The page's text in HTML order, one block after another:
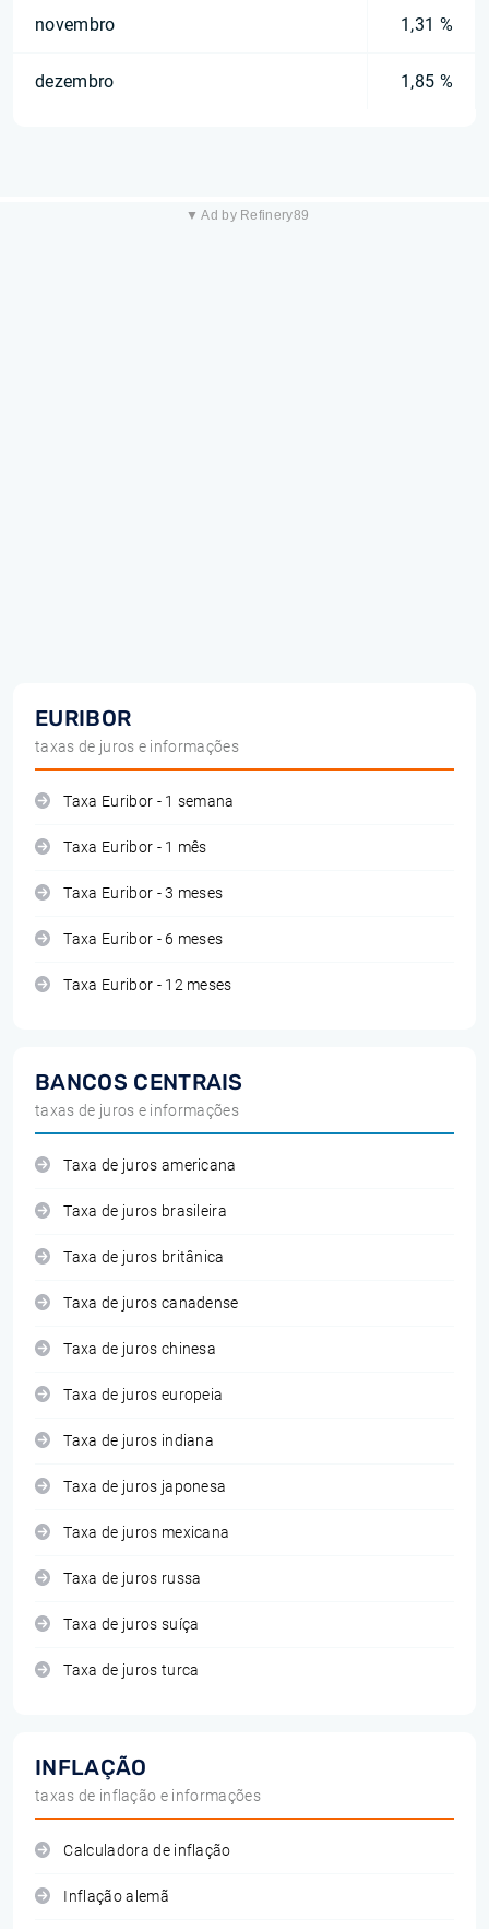
novembro 1,31 %
dezembro 1,85 %
▼ Ad by Refinery89
EURIBOR
taxas de juros e informações
Taxa Euribor - 1 semana
Taxa Euribor - 1 mês
Taxa Euribor - 3 meses
Taxa Euribor - 6 meses
Taxa Euribor - 12 meses
BANCOS CENTRAIS
taxas de juros e informações
Taxa de juros americana
Taxa de juros brasileira
Taxa de juros britânica
Taxa de juros canadense
Taxa de juros chinesa
Taxa de juros europeia
Taxa de juros indiana
Taxa de juros japonesa
Taxa de juros mexicana
Taxa de juros russa
Taxa de juros suíça
Taxa de juros turca
INFLAÇÃO
taxas de inflação e informações
Calculadora de inflação
Inflação alemã